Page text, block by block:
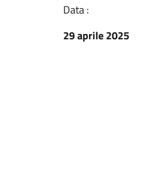
Data :
29 aprile 2025